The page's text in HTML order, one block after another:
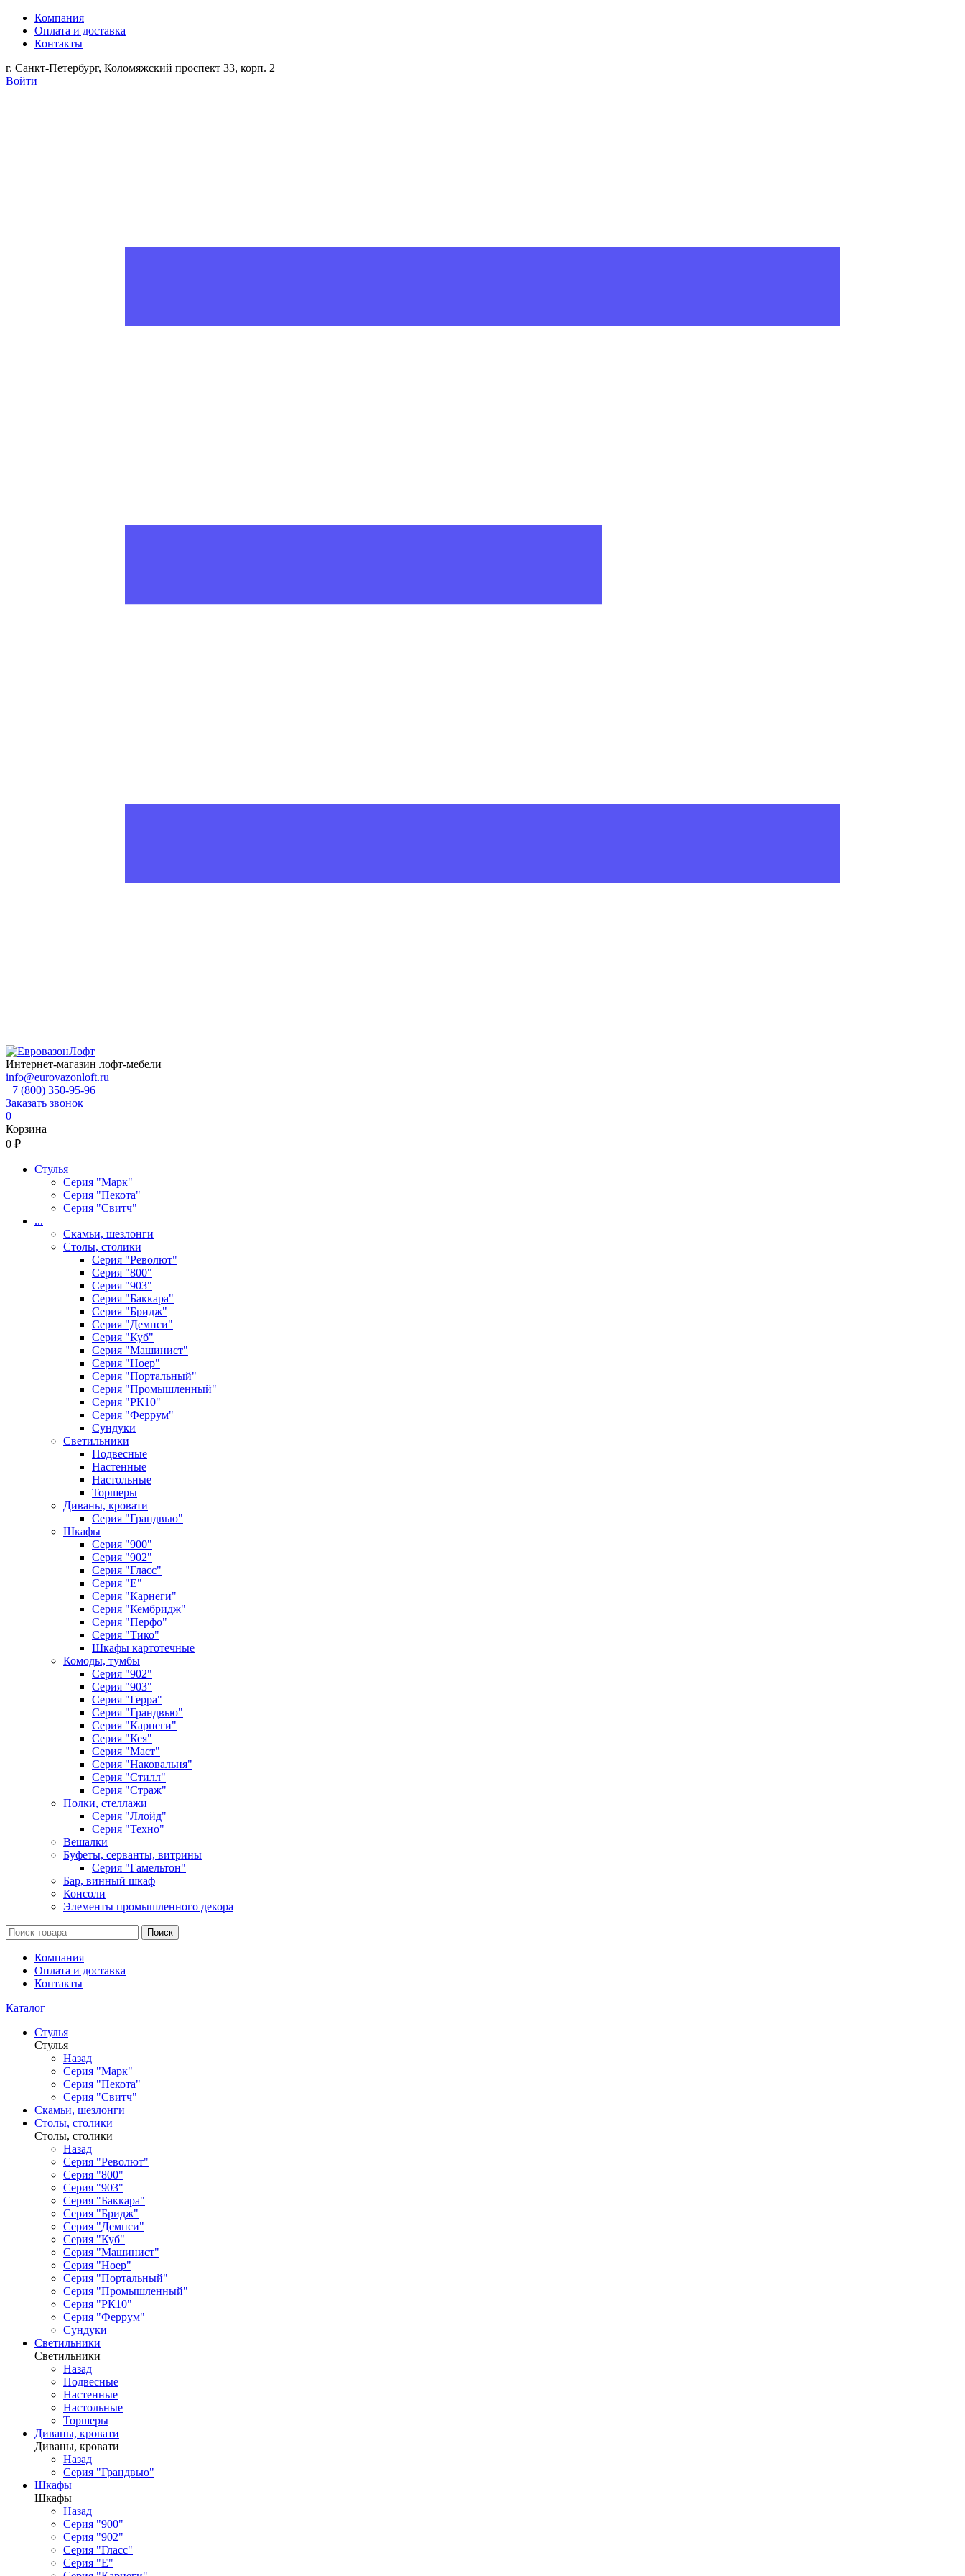
Компания
Оплата и доставка
Контакты
г. Санкт-Петербург, Коломяжский проспект 33, корп. 2
Войти
Интернет-магазин лофт-мебели
info@eurovazonloft.ru
+7 (800) 350-95-96
Заказать звонок
0
Корзина
0 ₽
Стулья
Серия "Марк"
Серия "Пекота"
Серия "Свитч"
...
Скамьи, шезлонги
Столы, столики
Серия "Револют"
Серия "800"
Серия "903"
Серия "Баккара"
Серия "Бридж"
Серия "Демпси"
Серия "Куб"
Серия "Машинист"
Серия "Ноер"
Серия "Портальный"
Серия "Промышленный"
Серия "РК10"
Серия "Феррум"
Сундуки
Светильники
Подвесные
Настенные
Настольные
Торшеры
Диваны, кровати
Серия "Грандвью"
Шкафы
Серия "900"
Серия "902"
Серия "Гласс"
Серия "Е"
Серия "Карнеги"
Серия "Кембридж"
Серия "Перфо"
Серия "Тико"
Шкафы картотечные
Комоды, тумбы
Серия "902"
Серия "903"
Серия "Герра"
Серия "Грандвью"
Серия "Карнеги"
Серия "Кея"
Серия "Маст"
Серия "Наковальня"
Серия "Стилл"
Серия "Страж"
Полки, стеллажи
Серия "Ллойд"
Серия "Техно"
Вешалки
Буфеты, серванты, витрины
Серия "Гамельтон"
Бар, винный шкаф
Консоли
Элементы промышленного декора
Поиск
Компания
Оплата и доставка
Контакты
Каталог
Стулья
Стулья
Назад
Серия "Марк"
Серия "Пекота"
Серия "Свитч"
Скамьи, шезлонги
Столы, столики
Столы, столики
Назад
Серия "Револют"
Серия "800"
Серия "903"
Серия "Баккара"
Серия "Бридж"
Серия "Демпси"
Серия "Куб"
Серия "Машинист"
Серия "Ноер"
Серия "Портальный"
Серия "Промышленный"
Серия "РК10"
Серия "Феррум"
Сундуки
Светильники
Светильники
Назад
Подвесные
Настенные
Настольные
Торшеры
Диваны, кровати
Диваны, кровати
Назад
Серия "Грандвью"
Шкафы
Шкафы
Назад
Серия "900"
Серия "902"
Серия "Гласс"
Серия "Е"